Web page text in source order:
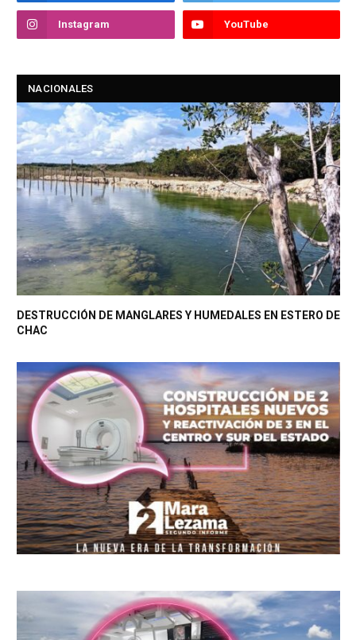
Instagram YouTube
NACIONALES
DESTRUCCIÓN DE MANGLARES Y HUMEDALES EN ESTERO DE
CHAC